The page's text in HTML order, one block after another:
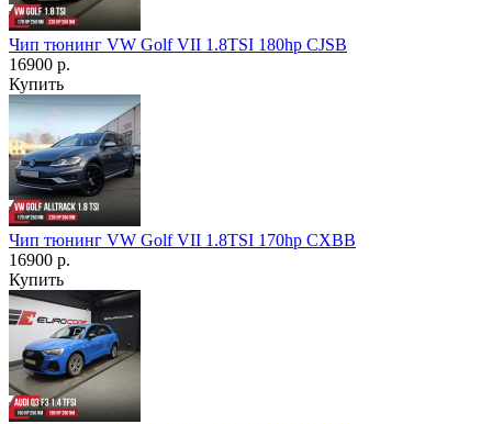
Чип тюнинг VW Golf VII 1.8TSI 180hp CJSB
16900 р.
Купить
Чип тюнинг VW Golf VII 1.8TSI 170hp CXBB
16900 р.
Купить